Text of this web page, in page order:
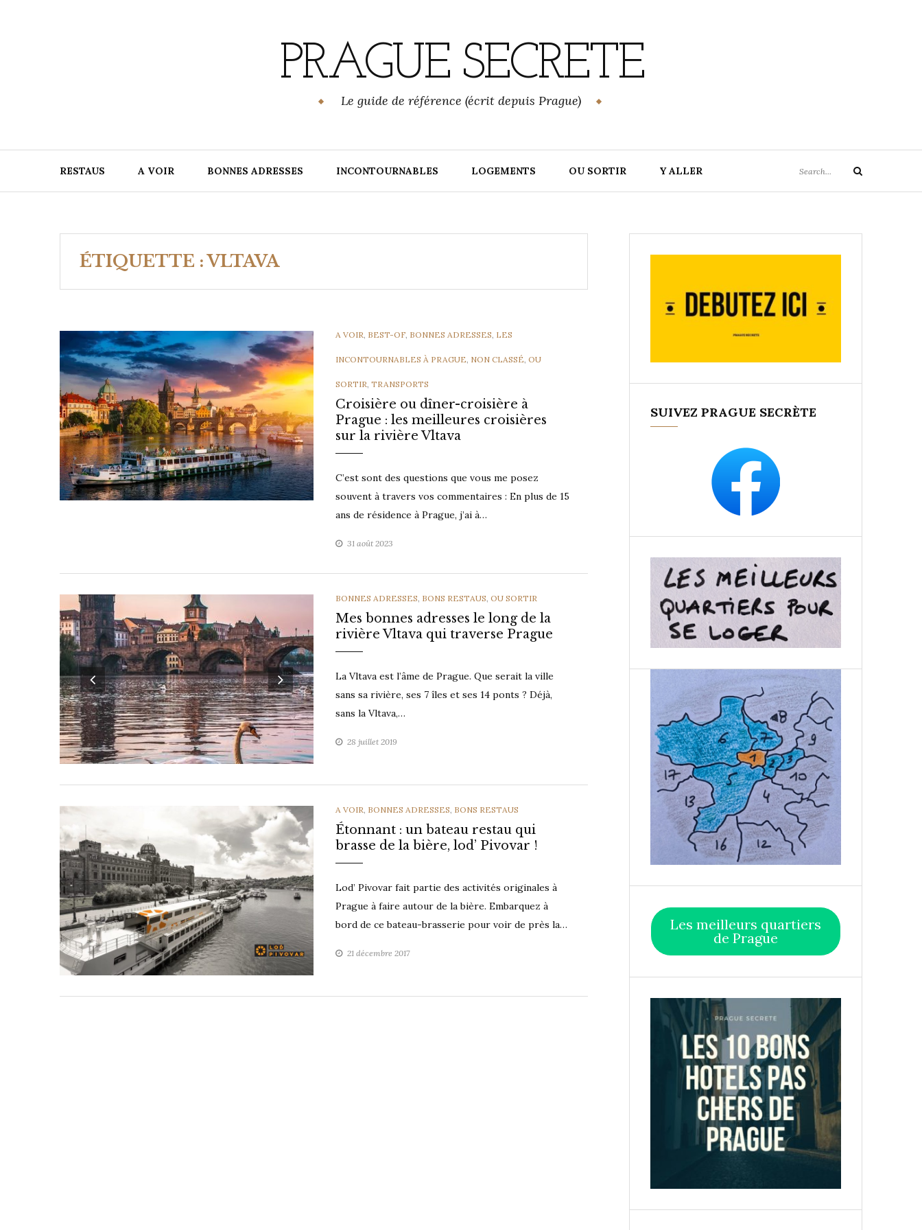
PRAGUE SECRETE
Le guide de référence (écrit depuis Prague)
RESTAUS A VOIR BONNES ADRESSES INCONTOURNABLES LOGEMENTS OU SORTIR Y ALLER
for:
Search
ÉTIQUETTE :VLTAVA
CATEGORIES
A VOIR, BEST-OF, BONNES ADRESSES, LES
INCONTOURNABLES À PRAGUE, NON CLASSÉ, OU
SORTIR, TRANSPORTS
Croisière ou dîner-croisière à
Prague : les meilleures croisières
sur la rivière Vltava
C’est sont des questions que vous me posez
souvent à travers vos commentaires : En plus de 15
ans de résidence à Prague, j’ai à…
31 août 2023
CATEGORIES
BONNES ADRESSES, BONS RESTAUS, OU SORTIR
Mes bonnes adresses le long de la
rivière Vltava qui traverse Prague
La Vltava est l’âme de Prague. Que serait la ville
sans sa rivière, ses 7 îles et ses 14 ponts ? Déjà,
sans la Vltava,…
28 juillet 2019
CATEGORIES
A VOIR, BONNES ADRESSES, BONS RESTAUS
Étonnant : un bateau restau qui
brasse de la bière, lod’ Pivovar !
Lod’ Pivovar fait partie des activités originales à
Prague à faire autour de la bière. Embarquez à
bord de ce bateau-brasserie pour voir de près la…
21 décembre 2017
SUIVEZ PRAGUE SECRÈTE
Les meilleurs quartiers
de Prague